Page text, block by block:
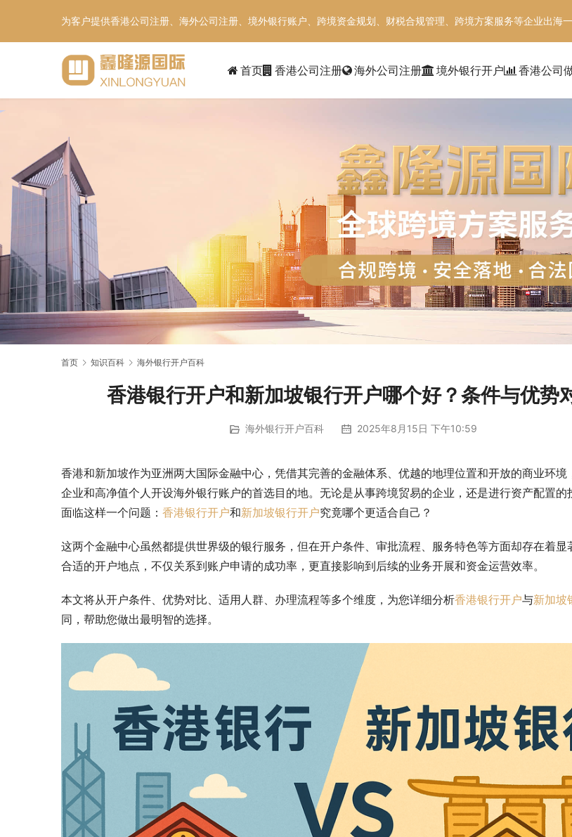
为客户提供香港公司注册、海外公司注册、境外银行账户、跨境资金规划、财税合规管理、跨境方案服务等企业出海一
首页 香港公司注册 海外公司注册 境外银行开户 香港公司
首页 知识百科 海外银行开户百科
香港银行开户和新加坡银行开户哪个好？条件与优势
海外银行开户百科 2025年8月15日 下午10:59
香港和新加坡作为亚洲两大国际金融中心，凭借其完善的金融体系、优越的地理位置和开放的商业环境
企业和高净值个人开设海外银行账户的首选目的地。无论是从事跨境贸易的企业，还是进行资产配置的
面临这样一个问题： 香港银行开户和新加坡银行开户究竟哪个更适合自己？
这两个金融中心虽然都提供世界级的银行服务，但在开户条件、审批流程、服务特色等方面却存在着显
合适的开户地点，不仅关系到账户申请的成功率，更直接影响到后续的业务开展和资金运营效率。
本文将从开户条件、优势对比、适用人群、办理流程等多个维度，为您详细分析香港银行开户与新加坡
同，帮助您做出最明智的选择。